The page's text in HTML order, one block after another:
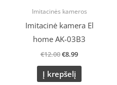
Imitacinės kameros
Imitacinė kamera El
home AK-03B3
€12.00€8.99
Į krepšelį